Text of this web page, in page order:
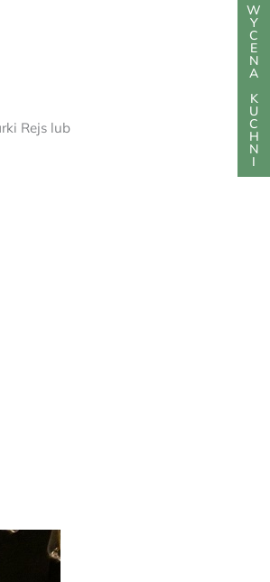
Rejs lub
W
Y
C
E
N
A
K
U
C
H
N
I